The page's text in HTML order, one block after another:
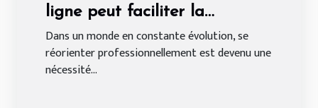
ligne peut faciliter la
reconversion en analyste de
données
Dans un monde en constante évolution, se
réorienter professionnellement est devenu une
nécessité...